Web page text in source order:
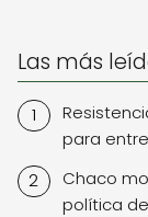
Las más
para
Chaco
política